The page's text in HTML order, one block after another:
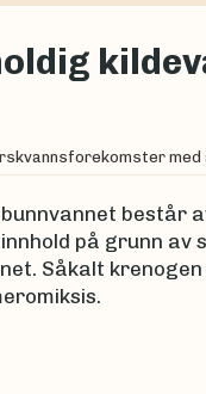
med
består
på grunn av
Såkalt